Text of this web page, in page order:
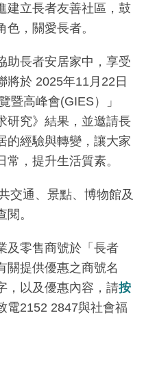
建立長者友善社區，鼓
，關愛長者。
助長者安居家中，享受
將於 2025年11月22日
暨高峰會(GIES）」
研究》結果，並邀請長
的經驗與轉變，讓大家
，提升生活質素。
交通、景點、博物館及
閱。
及零售商號於「長者
關提供優惠之商號名
，以及優惠內容，請按
電2152 2847與社會福